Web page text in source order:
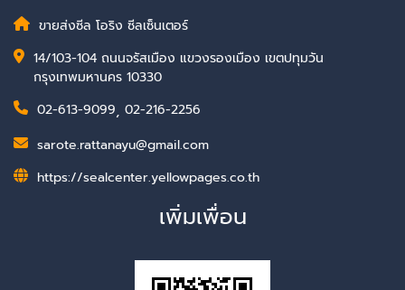
ขายส่งซีล โอริง ซีลเซ็นเตอร์
14/103-104 ถนนจรัสเมือง แขวงรองเมือง เขตปทุมวัน
กรุงเทพมหานคร 10330
02-613-9099, 02-216-2256
sarote.rattanayu@gmail.com
https://sealcenter.yellowpages.co.th
เพิ่มเพื่อน